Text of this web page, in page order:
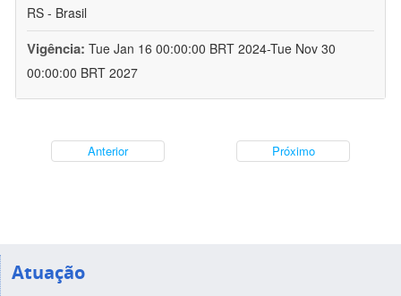
RS - Brasil
Vigência: Tue Jan 16 00:00:00 BRT 2024-Tue Nov 30
00:00:00 BRT 2027
Anterior Próximo
Atuação